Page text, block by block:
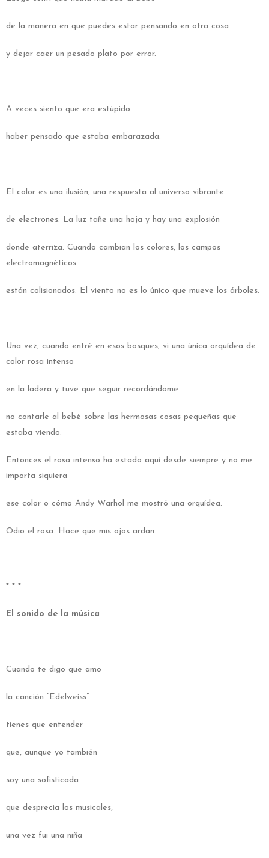
de la manera en que puedes estar pensando en otra cosa
y dejar caer un pesado plato por error.
A veces siento que era estúpido
haber pensado que estaba embarazada.
El color es una ilusión, una respuesta al universo vibrante
de electrones. La luz tañe una hoja y hay una explosión
donde aterriza. Cuando cambian los colores, los campos
electromagnéticos
están colisionados. El viento no es lo único que mueve los árboles.
Una vez, cuando entré en esos bosques, vi una única orquídea de
color rosa intenso
en la ladera y tuve que seguir recordándome
no contarle al bebé sobre las hermosas cosas pequeñas que
estaba viendo.
Entonces el rosa intenso ha estado aquí desde siempre y no me
importa siquiera
ese color o cómo Andy Warhol me mostró una orquídea.
Odio el rosa. Hace que mis ojos ardan.
* * *
El sonido de la música
Cuando te digo que amo
la canción “Edelweiss”
tienes que entender
que, aunque yo también
soy una sofisticada
que desprecia los musicales,
una vez fui una niña